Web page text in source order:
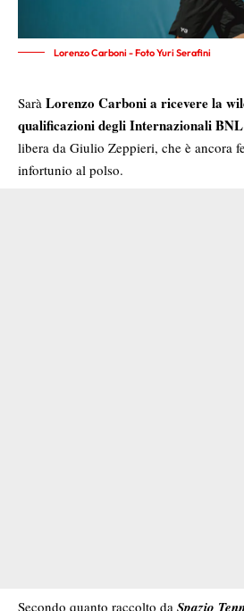
Lorenzo Carboni - Foto Yuri Serafini
Sarà Lorenzo Carboni a ricevere la
qualificazioni degli Internazionali
libera da Giulio Zeppieri, che è ancora
infortunio al polso.
Secondo quanto raccolto da Spazio